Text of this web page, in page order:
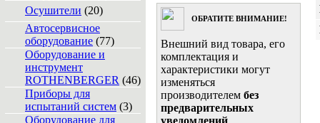
Осушители (20)
Автосервисное
оборудование (77)
Оборудование и
инструмент
ROTHENBERGER (46)
Приборы для
испытаний систем (3)
Оборудование для
ОБРАТИТЕ ВНИМАНИЕ!
Внешний вид товара, его
комплектация и
характеристики могут
изменяться
производителем без
предварительных
уведомлений